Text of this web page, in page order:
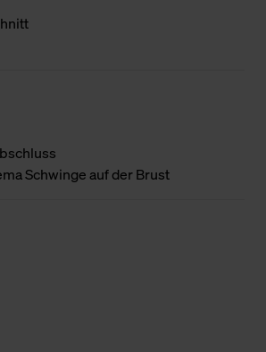
Schwinge auf der Brust